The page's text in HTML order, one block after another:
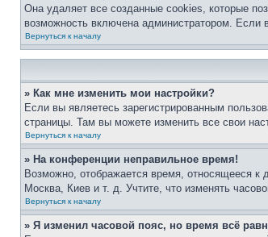
Она удаляет все созданные cookies, которые
возможность включена администратором.
Вернуться к началу
» Как мне изменить мои настройки?
Если вы являетесь зарегистрированным
страницы. Там вы можете изменить все свои
Вернуться к началу
» На конференции неправильное время!
Возможно, отображается время, относящееся к
Москва, Киев и т. д. Учтите, что изменять
Вернуться к началу
» Я изменил часовой пояс, но время всё